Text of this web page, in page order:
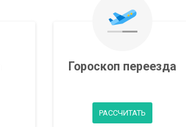
Гороскоп переезда
РАССЧИТАТЬ